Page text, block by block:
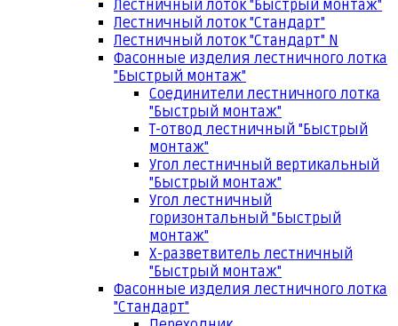
Лестничный лоток "Быстрый монтаж"
Лестничный лоток "Стандарт"
Лестничный лоток "Стандарт" N
Фасонные изделия лестничного лотка
"Быстрый монтаж"
Соединители лестничного лотка
"Быстрый монтаж"
Т-отвод лестничный "Быстрый
монтаж"
Угол лестничный вертикальный
"Быстрый монтаж"
Угол лестничный
горизонтальный "Быстрый
монтаж"
Х-разветвитель лестничный
"Быстрый монтаж"
Фасонные изделия лестничного лотка
"Стандарт"